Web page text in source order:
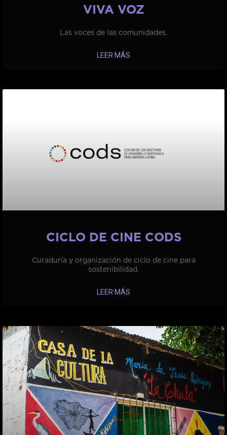
VIVA VOZ
Las voces de las comunidades.
LEER MÁS
CICLO DE CINE CODS
Curaduría y organización de ciclo de cine para
sostenibilidad.
LEER MÁS